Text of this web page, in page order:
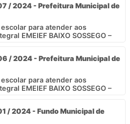
/ 2024 - Prefeitura Municipal de
para atender aos
EMEIEF BAIXO SOSSEGO –
/ 2024 - Prefeitura Municipal de
para atender aos
EMEIEF BAIXO SOSSEGO –
/ 2024 - Fundo Municipal de